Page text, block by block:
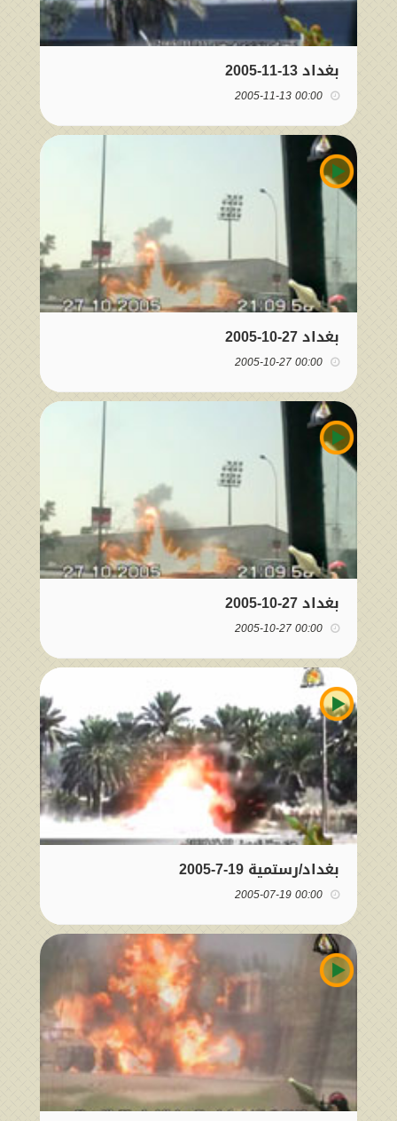
بغداد 13-11-2005
00:00 2005-11-13
بغداد 27-10-2005
00:00 2005-10-27
بغداد 27-10-2005
00:00 2005-10-27
بغداد/رستمية 19-7-2005
00:00 2005-07-19